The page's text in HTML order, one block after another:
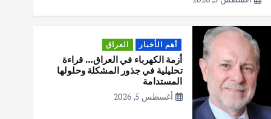
أهم الأخبار العراق
أزمة الكهرباء في العراق… قراءة
تحليلية في جذور المشكلة وحلولها
المستدامة
أغسطس 5, 2026